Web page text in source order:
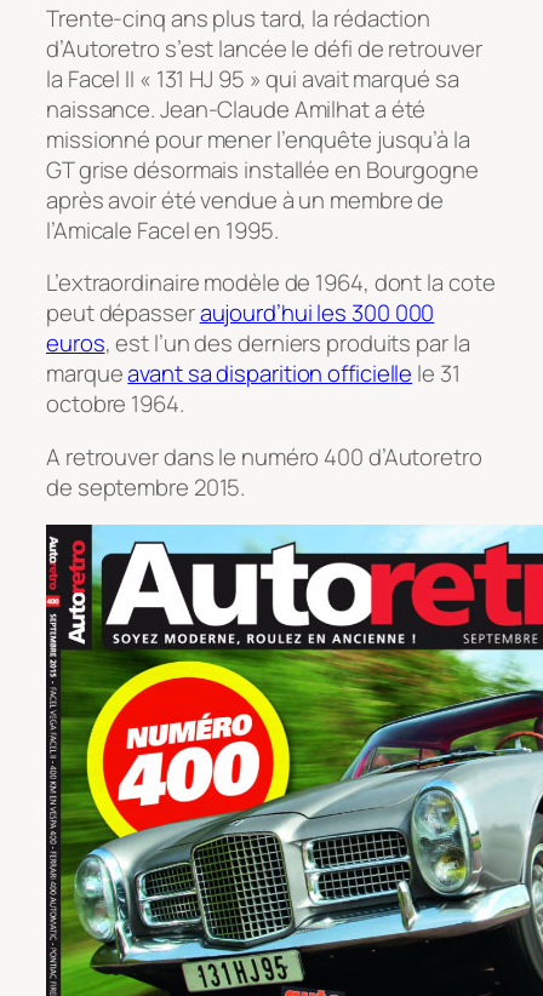
Trente-cinq ans plus tard, la rédaction
d’Autoretro s’est lancée le défi de retrouver
la Facel II « 131 HJ 95 » qui avait marqué sa
naissance. Jean-Claude Amilhat a été
missionné pour mener l’enquête jusqu’à la
GT grise désormais installée en Bourgogne
après avoir été vendue à un membre de
l’Amicale Facel en 1995.
L’extraordinaire modèle de 1964, dont la cote
peut dépasseraujourd’hui les 300 000
euros, est l’un des derniers produits par la
marqueavant sa disparition officielle le 31
octobre 1964.
A retrouver dans le numéro 400 d’Autoretro
de septembre 2015.